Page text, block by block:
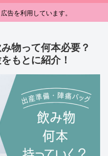
告を利用しています。
物って何本必要？
もとに紹介！